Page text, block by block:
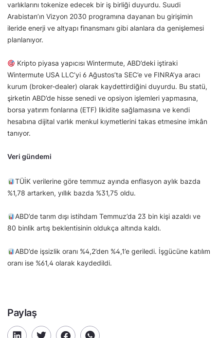
varlıklarını tokenize edecek bir iş birliği duyurdu. Suudi
Arabistan’ın Vizyon 2030 programına dayanan bu girişimin
ileride enerji ve altyapı finansmanı gibi alanlara da genişlemesi
planlanıyor.
Kripto piyasa yapıcısı Wintermute, ABD’deki iştiraki
Wintermute USA LLC’yi 6 Ağustos’ta SEC’e ve FINRA’ya aracı
kurum (broker-dealer) olarak kaydettirdiğini duyurdu. Bu statü,
şirketin ABD’de hisse senedi ve opsiyon işlemleri yapmasına,
borsa yatırım fonlarına (ETF) likidite sağlamasına ve kendi
hesabına dijital varlık menkul kıymetlerini takas etmesine imkân
tanıyor.
Veri gündemi
TÜİK verilerine göre temmuz ayında enflasyon aylık bazda
%1,78 artarken, yıllık bazda %31,75 oldu.
ABD’de tarım dışı istihdam Temmuz’da 23 bin kişi azaldı ve
80 binlik artış beklentisinin oldukça altında kaldı.
ABD’de işsizlik oranı %4,2’den %4,1’e geriledi. İşgücüne katılım
oranı ise %61,4 olarak kaydedildi.
Paylaş